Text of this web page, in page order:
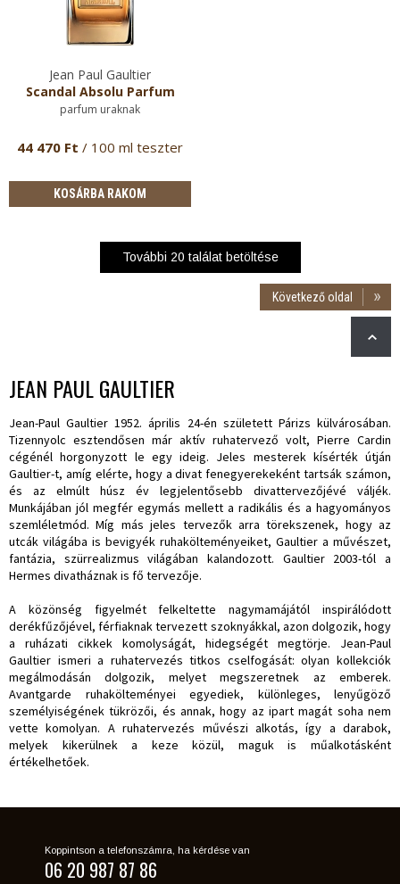
Jean Paul Gaultier
Scandal Absolu Parfum
parfum uraknak
44 470 Ft / 100 ml teszter
KOSÁRBA RAKOM
További 20 találat betöltése
Következő oldal
JEAN PAUL GAULTIER
Jean-Paul Gaultier 1952. április 24-én született Párizs külvárosában.
Tizennyolc esztendősen már aktív ruhatervező volt, Pierre Cardin
cégénél horgonyzott le egy ideig. Jeles mesterek kísérték útján
Gaultier-t, amíg elérte, hogy a divat fenegyerekeként tartsák számon,
és az elmúlt húsz év legjelentősebb divattervezőjévé váljék.
Munkájában jól megfér egymás mellett a radikális és a hagyományos
szemléletmód. Míg más jeles tervezők arra törekszenek, hogy az
utcák világába is bevigyék ruhakölteményeiket, Gaultier a művészet,
fantázia, szürrealizmus világában kalandozott. Gaultier 2003-tól a
Hermes divatháznak is fő tervezője.
A közönség figyelmét felkeltette nagymamájától inspirálódott
derékfűzőjével, férfiaknak tervezett szoknyákkal, azon dolgozik, hogy
a ruházati cikkek komolyságát, hidegségét megtörje. Jean-Paul
Gaultier ismeri a ruhatervezés titkos cselfogását: olyan kollekciók
megálmodásán dolgozik, melyet megszeretnek az emberek.
Avantgarde ruhakölteményei egyediek, különleges, lenyűgöző
személyiségének tükrözői, és annak, hogy az ipart magát soha nem
vette komolyan. A ruhatervezés művészi alkotás, így a darabok,
melyek kikerülnek a keze közül, maguk is műalkotásként
értékelhetőek.
Koppintson a telefonszámra, ha kérdése van
06 20 987 87 86